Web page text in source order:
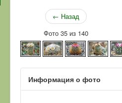
← Назад
Фото 35 из 140
Информация о фото